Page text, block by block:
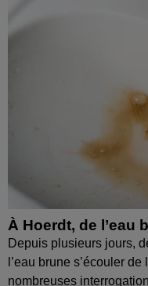
À Hoerdt, de l’eau
Depuis plusieurs jours,
l’eau brune s’écouler
nombreuses